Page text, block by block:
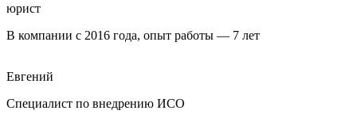
юрист
В компании с 2016 года, опыт работы — 7 лет
Евгений
Специалист по внедрению ИСО